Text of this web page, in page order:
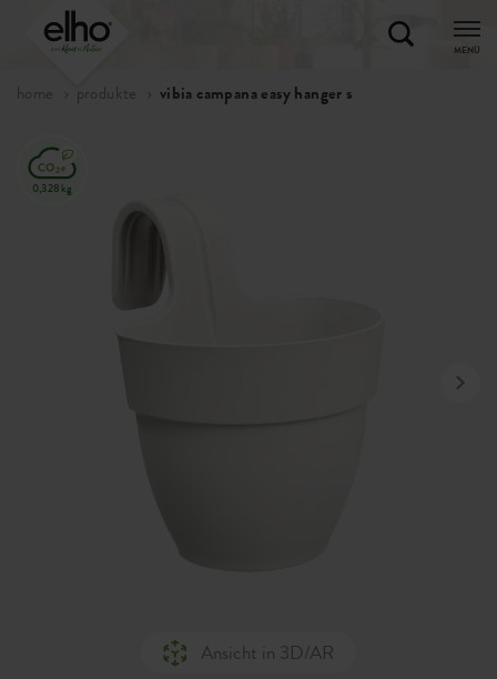
MENÜ
home produkte vibia campana easy hanger s
0,328kg
Ansicht in 3D/AR